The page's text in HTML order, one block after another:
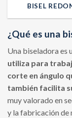
BISEL
¿Qué es una
Una biseladora es
utiliza para
corte en ángulo
también facilita
muy valorado en
y la fabricación de